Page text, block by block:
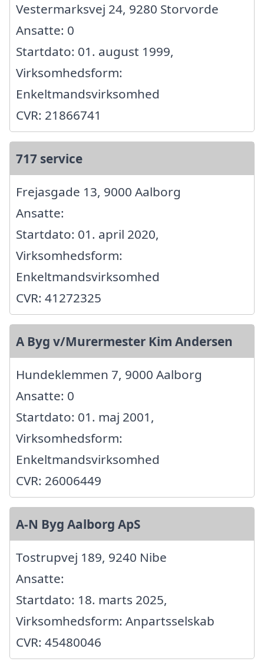
Vestermarksvej 24, 9280 Storvorde
Ansatte: 0
Startdato: 01. august 1999,
Virksomhedsform:
Enkeltmandsvirksomhed
CVR: 21866741
717 service
Frejasgade 13, 9000 Aalborg
Ansatte:
Startdato: 01. april 2020,
Virksomhedsform:
Enkeltmandsvirksomhed
CVR: 41272325
A Byg v/Murermester Kim Andersen
Hundeklemmen 7, 9000 Aalborg
Ansatte: 0
Startdato: 01. maj 2001,
Virksomhedsform:
Enkeltmandsvirksomhed
CVR: 26006449
A-N Byg Aalborg ApS
Tostrupvej 189, 9240 Nibe
Ansatte:
Startdato: 18. marts 2025,
Virksomhedsform: Anpartsselskab
CVR: 45480046